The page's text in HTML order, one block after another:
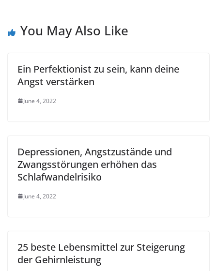
You May Also Like
Ein Perfektionist zu sein, kann deine
Angst verstärken
June 4, 2022
Depressionen, Angstzustände und
Zwangsstörungen erhöhen das
Schlafwandelrisiko
June 4, 2022
25 beste Lebensmittel zur Steigerung
der Gehirnleistung